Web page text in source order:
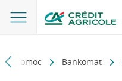
i pomoc Bankomat